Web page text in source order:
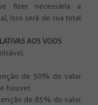
fizer necessária a
isso será de sua total
AOS VOOS
de 50% do valor
houver.
de 85% do valor